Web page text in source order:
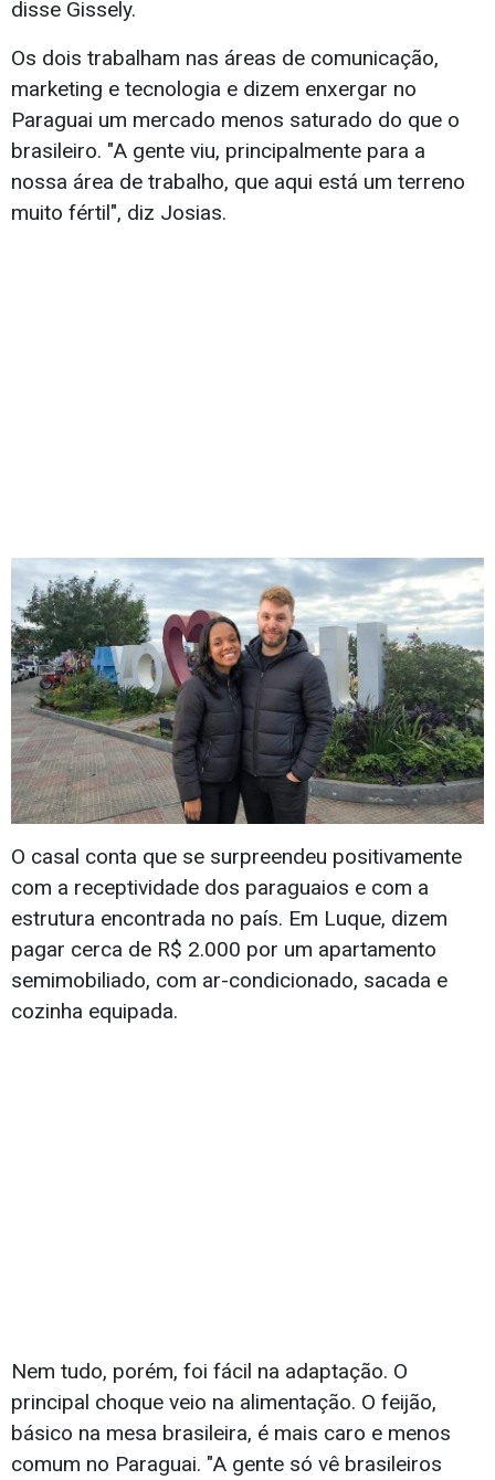
disse Gissely.
Os dois trabalham nas áreas de comunicação,
marketing e tecnologia e dizem enxergar no
Paraguai um mercado menos saturado do que o
brasileiro. "A gente viu, principalmente para a
nossa área de trabalho, que aqui está um terreno
muito fértil", diz Josias.
O casal conta que se surpreendeu positivamente
com a receptividade dos paraguaios e com a
estrutura encontrada no país. Em Luque, dizem
pagar cerca de R$ 2.000 por um apartamento
semimobiliado, com ar-condicionado, sacada e
cozinha equipada.
Nem tudo, porém, foi fácil na adaptação. O
principal choque veio na alimentação. O feijão,
básico na mesa brasileira, é mais caro e menos
comum no Paraguai. "A gente só vê brasileiros